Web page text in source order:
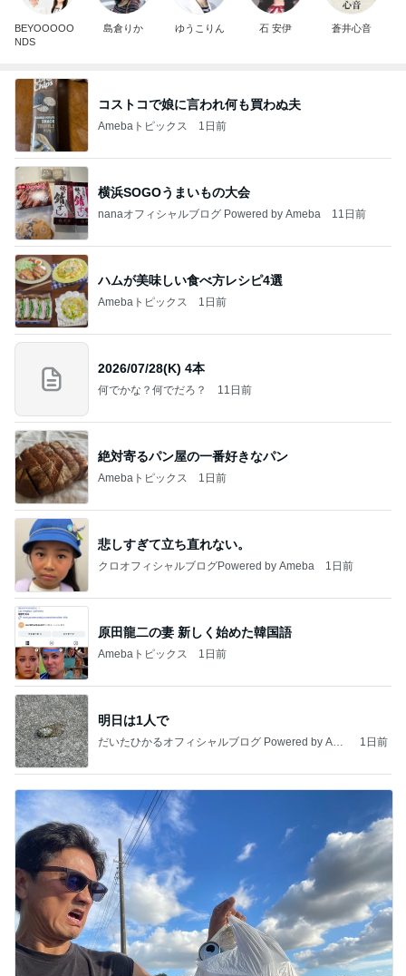
BEYOOOOO
NDS
島倉りか ゆうこりん 石 安伊 蒼井心音
コストコで娘に言われ何も買わぬ夫
Amebaトピックス 1日前
横浜SOGOうまいもの大会
nanaオフィシャルブログ Powered by Ameba 11日前
ハムが美味しい食べ方レシピ4選
Amebaトピックス 1日前
2026/07/28(K) 4本
何でかな？何でだろ？ 11日前
絶対寄るパン屋の一番好きなパン
Amebaトピックス 1日前
悲しすぎて立ち直れない。
クロオフィシャルブログPowered by Ameba 1日前
原田龍二の妻 新しく始めた韓国語
Amebaトピックス 1日前
明日は1人で
だいたひかるオフィシャルブログ Powered by Ame
1日前